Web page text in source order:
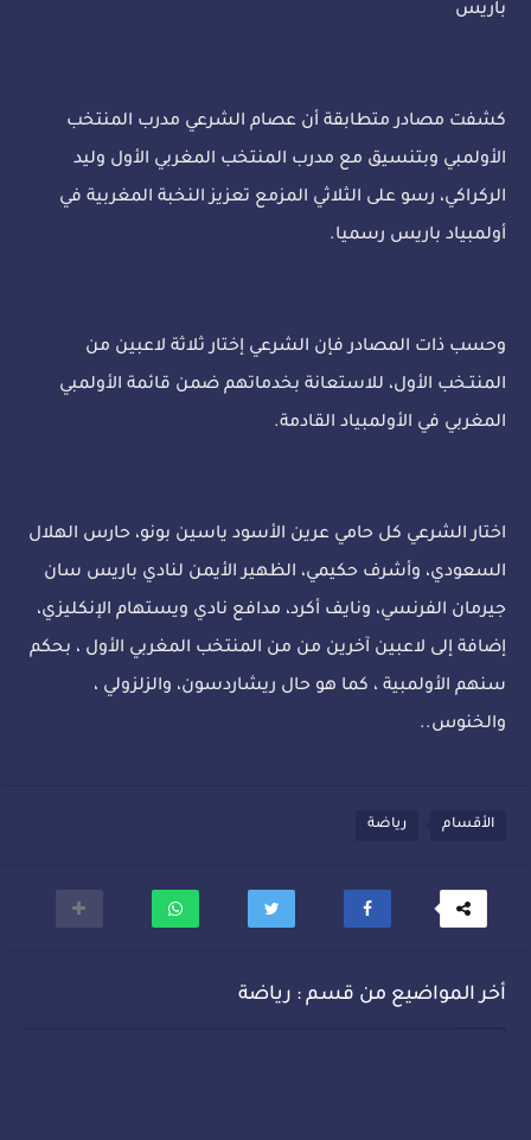
باريس
كشفت مصادر متطابقة أن عصام الشرعي مدرب المنتخب
الأولمبي وبتنسيق مع مدرب المنتخب المغربي الأول وليد
الركراكي، رسو على الثلاثي المزمع تعزيز النخبة المغربية في
أولمبياد باريس رسميا.
وحسب ذات المصادر فإن الشرعي إختار ثلاثة لاعبين من
المنتـخب الأول، للاستعانة بخدماتهم ضمن قائمة الأولمبي
المغربي في الأولمبياد القادمة.
اختار الشرعي كل حامي عرين الأسود ياسين بونو، حارس الهلال
السعودي، وأشرف حكيمي، الظهير الأيمن لنادي باريس سان
جيرمان الفرنسي، ونايف أكرد، مدافع نادي ويستهام الإنكليزي،
إضافة إلى لاعبين آخرين من من المنتخب المغربي الأول ، بحكم
سنهم الأولمبية ، كما هو حال ريشاردسون، والزلزولي ،
والخنوس..
الأقسام رياضة
أخر المواضيع من قسم : رياضة